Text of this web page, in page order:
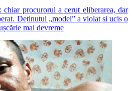
procurorul a cerut eliberarea, dar
Deținutul „model” a violat și ucis o
mai devreme